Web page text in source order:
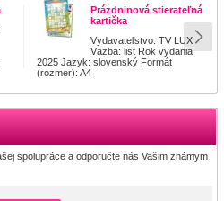
Prázdninová stierateľná
kartička
Vydavateľstvo: TV LUX
Väzba: list Rok vydania:
2025 Jazyk: slovenský Formát
(rozmer): A4
spolupráce a odporučte nás Vašim známym